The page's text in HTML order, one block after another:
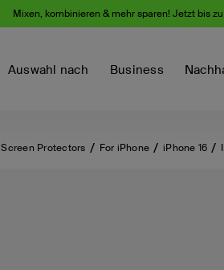
Mixen, kombinieren & mehr sparen! Jetzt bis
Auswahl nach Business
Screen Protectors For iPhone iPhone 16